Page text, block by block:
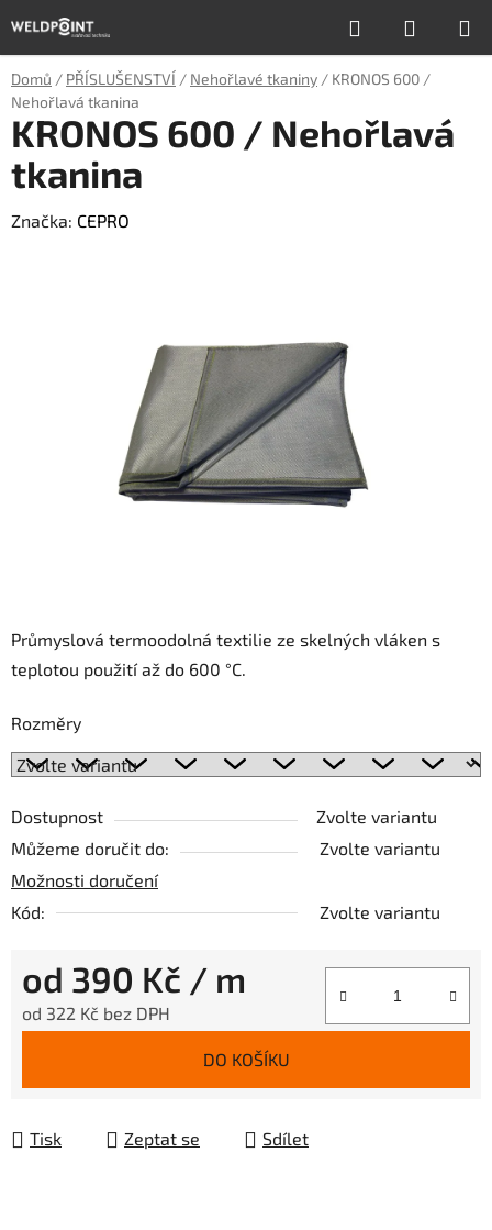
na
obsah
Hledat
KOŠÍK
Domů / PŘÍSLUŠENSTVÍ / Nehořlavé tkaniny / KRONOS 600 /
Nehořlavá tkanina
Průmyslová termoodolná textilie ze skelných vláken s
teplotou použití až do 600 °C.
Rozměry
Dostupnost
Zvolte variantu
Můžeme doručit do:
Zvolte variantu
Možnosti doručení
Kód:
Zvolte variantu
od 390 Kč / m
od 322 Kč bez DPH
DO KOŠÍKU
Tisk Zeptat se Sdílet
KRONOS 600 / Nehořlavá
tkanina
Značka: CEPRO